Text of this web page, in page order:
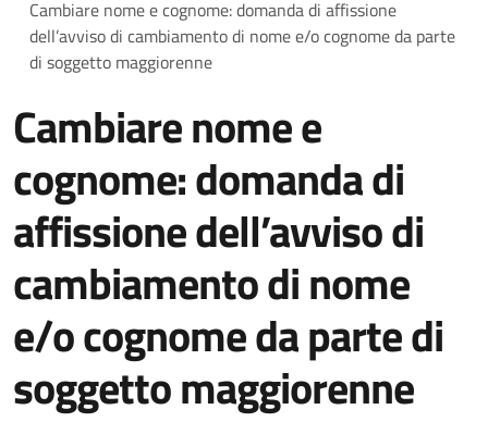
Cambiare nome e cognome: domanda di affissione
dell’avviso di cambiamento di nome e/o cognome da parte
di soggetto maggiorenne
Cambiare nome e
cognome: domanda di
affissione dell’avviso di
cambiamento di nome
e/o cognome da parte di
soggetto maggiorenne